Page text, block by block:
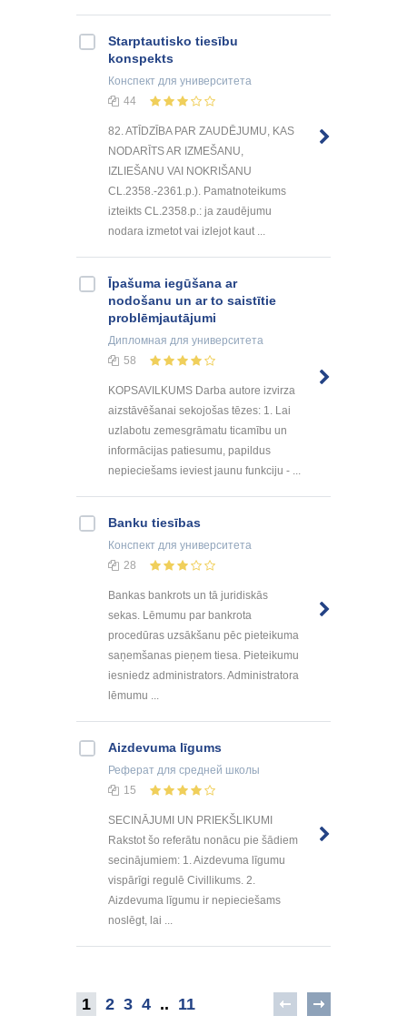
Starptautisko tiesību
konspekts
Конспект для университета
44
82. ATĪDZĪBA PAR ZAUDĒJUMU, KAS
NODARĪTS AR IZMEŠANU,
IZLIEŠANU VAI NOKRIŠANU
CL.2358.-2361.p.). Pamatnoteikums
izteikts CL.2358.p.: ja zaudējumu
nodara izmetot vai izlejot kaut ...
Īpašuma iegūšana ar
nodošanu un ar to saistītie
problēmjautājumi
Дипломная для университета
58
KOPSAVILKUMS Darba autore izvirza
aizstāvēšanai sekojošas tēzes: 1. Lai
uzlabotu zemesgrāmatu ticamību un
informācijas patiesumu, papildus
nepieciešams ieviest jaunu funkciju - ...
Banku tiesības
Конспект для университета
28
Bankas bankrots un tā juridiskās
sekas. Lēmumu par bankrota
procedūras uzsākšanu pēc pieteikuma
saņemšanas pieņem tiesa. Pieteikumu
iesniedz administrators. Administratora
lēmumu ...
Aizdevuma līgums
Реферат для средней школы
15
SECINĀJUMI UN PRIEKŠLIKUMI
Rakstot šo referātu nonācu pie šādiem
secinājumiem: 1. Aizdevuma līgumu
vispārīgi regulē Civillikums. 2.
Aizdevuma līgumu ir nepieciešams
noslēgt, lai ...
1 2 3 4 .. 11